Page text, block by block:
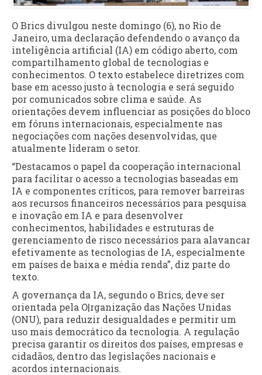
O Brics divulgou neste domingo (6), no Rio de
Janeiro, uma declaração defendendo o avanço da
inteligência artificial (IA) em código aberto, com
compartilhamento global de tecnologias e
conhecimentos. O texto estabelece diretrizes com
base em acesso justo à tecnologia e será seguido
por comunicados sobre clima e saúde. As
orientações devem influenciar as posições do bloco
em fóruns internacionais, especialmente nas
negociações com nações desenvolvidas, que
atualmente lideram o setor.
“Destacamos o papel da cooperação internacional
para facilitar o acesso a tecnologias baseadas em
IA e componentes críticos, para remover barreiras
aos recursos financeiros necessários para pesquisa
e inovação em IA e para desenvolver
conhecimentos, habilidades e estruturas de
gerenciamento de risco necessários para alavancar
efetivamente as tecnologias de IA, especialmente
em países de baixa e média renda”, diz parte do
texto.
A governança da IA, segundo o Brics, deve ser
orientada pela O|rganização das Nações Unidas
(ONU), para reduzir desigualdades e permitir um
uso mais democrático da tecnologia. A regulação
precisa garantir os direitos dos países, empresas e
cidadãos, dentro das legislações nacionais e
acordos internacionais.